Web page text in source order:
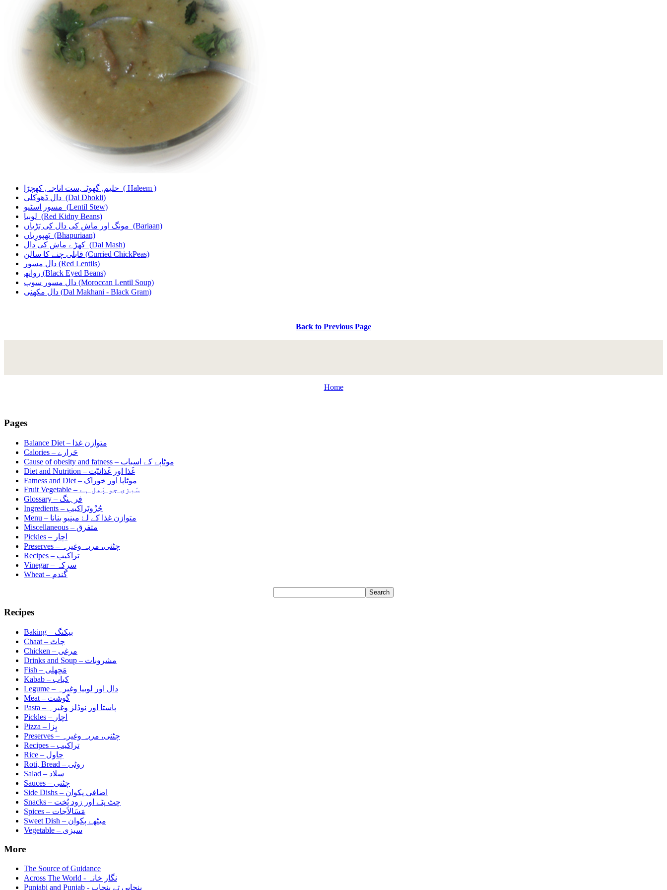
( Haleem )
(Dal Dhokli)
(Lentil Stew)
(Red Kidny Beans)
(Bariaan)
بَھپورِیاں (Bhapuriaan)
(Dal Mash)
(Curried ChickPeas)
(Red Lentils)
(Black Eyed Beans)
(Moroccan Lentil Soup)
(Dal Makhani - Black Gram)
Back to Previous Page
Home
Pages
Balance Diet – متوازن غذا
Calories – حَرارے
Cause of obesity and fatness – موٹاپے کے اسباب
Diet and Nutrition – غَذا اور غَذائیّت
Fatness and Diet – موٹاپا اور خوراک
Fruit Vegetable – سَبزی جو پَھل ہے
Glossary – فرہنگ
Ingredients – جُزْوتَراکیب
Menu – متوازن غذا کے لۓ مینیو بنانا
Miscellaneous – متفرق
Pickles – اچار
Preserves –
چٹنی، مربہ وغیرہ
Recipes – تراکیب
Vinegar –
سرکہ
Wheat – گندم
Recipes
Baking – بیکنگ
Chaat – چاٹ
Chicken – مرغی
Drinks and Soup – مشروبات
Fish – مَچھلی
Kabab – کباب
Legume –
دال اور لوبیا وغیرہ
Meat – گوشت
Pasta –
پاستا اور نوڈلز وغیرہ
Pickles – اچار
Pizza –
پِزا
Preserves –
چٹنی، مربہ وغیرہ
Recipes – تراکیب
Rice – چاول
Roti, Bread – روٹی
Salad – سلاد
Sauces – چٹنی
Side Dishs – اضافی پکوان
Snacks – چٹ پٹے اور زود پُخت
Spices – مَسَالاَجات
Sweet Dish – میٹھے پکوان
Vegetable – سبزی
More
The Source of Guidance
Across The World - نگار خانہ
Punjabi and Punjab - پنجابی تے پنجاب